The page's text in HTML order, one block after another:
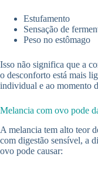
Estufamento
Sensação de
Peso no estômago
Isso não significa que a
o desconforto está mais
individual e ao momento
Melancia com ovo pode
A melancia tem alto teor
com digestão sensível, a
ovo pode causar: